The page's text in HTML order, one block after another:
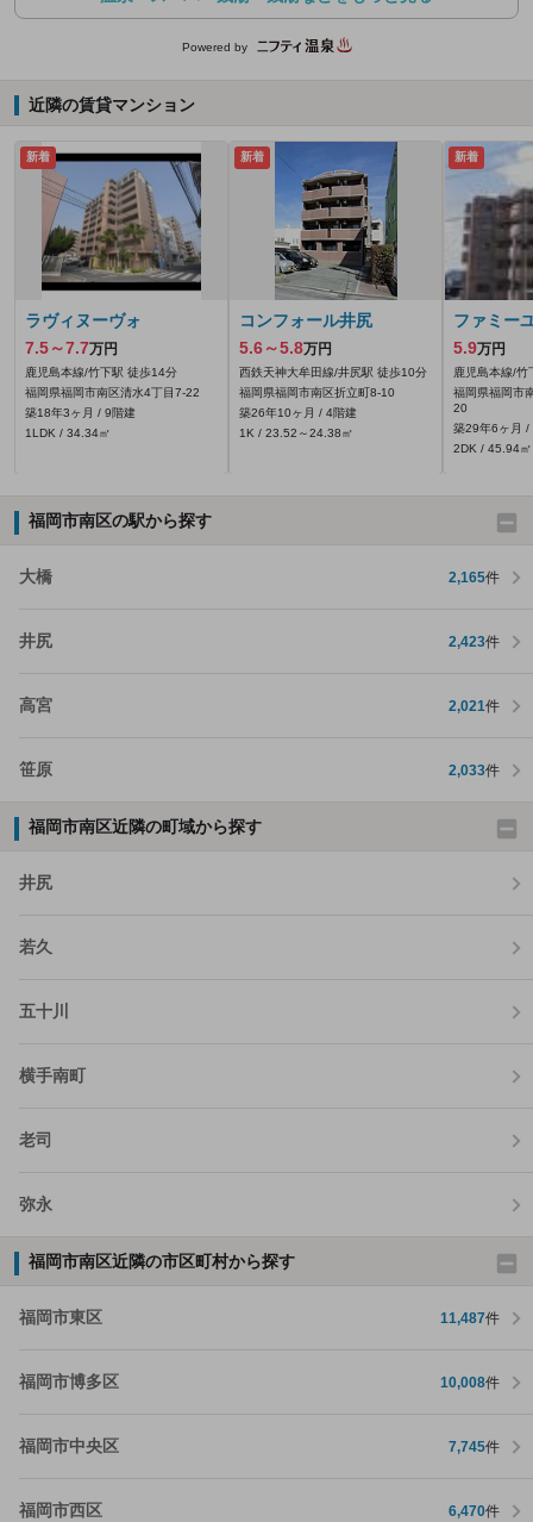
Powered by
近隣の賃貸マンション
新着
ラヴィヌーヴォ
7.5～7.7万円
鹿児島本線/竹下駅 徒歩14分
福岡県福岡市南区清水4丁目7-22
築18年3ヶ月 / 9階建
1LDK / 34.34㎡
新着
コンフォール井尻
5.6～5.8万円
西鉄天神大牟田線/井尻駅 徒歩10分
福岡県福岡市南区折立町8-10
築26年10ヶ月 / 4階建
1K / 23.52～24.38㎡
新着
ファミー
5.9万円
鹿児島本線/竹
福岡県福岡市
20
築29年6ヶ月 /
2DK / 45.94㎡
福岡市南区の駅から探す
大橋 2,165件
井尻 2,423件
高宮 2,021件
笹原 2,033件
福岡市南区近隣の町域から探す
井尻
若久
五十川
横手南町
老司
弥永
福岡市南区近隣の市区町村から探す
福岡市東区 11,487件
福岡市博多区 10,008件
福岡市中央区 7,745件
福岡市西区 6,470件